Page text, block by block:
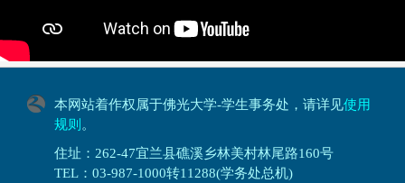
本网站着作权属于佛光大学-学生事务处，请详见使用
规则 。
住址：262-47宜兰县礁溪乡林美村林尾路160号
TEL：03-987-1000转11288(学务处总机)